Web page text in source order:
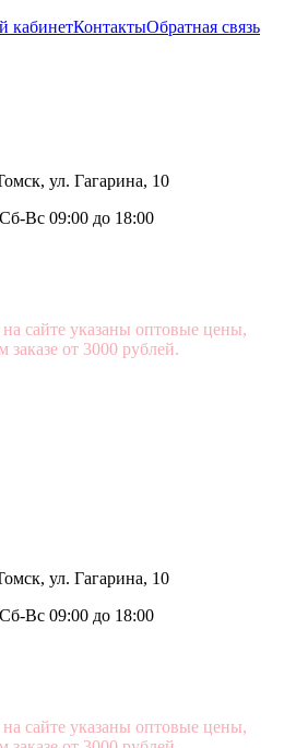
кабинетКонтактыОбратная связь
ул. Гагарина, 10
Сб-Вс 09:00 до 18:00
сайте указаны оптовые цены,
от 3000 рублей.
ул. Гагарина, 10
Сб-Вс 09:00 до 18:00
сайте указаны оптовые цены,